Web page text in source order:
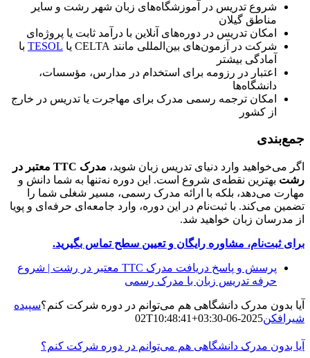
شروع تدریس در آموزشگاه‌های زبان شهر رشت و سایر
مناطق گیلان
امکان تدریس در دوره‌های آنلاین با درآمد ثابت یا پروژه‌ای
شرکت در آزمون‌های بین‌المللی مانند CELTA یا
TESOL با
آمادگی بیشتر
اعتبار در رزومه برای استخدام در مدارس، مؤسسات،
دانشگاه‌ها
امکان ترجمه رسمی مدرک برای مهاجرت یا تدریس در خارج
از کشور
جمع‌بندی
اگر می‌خواهید وارد دنیای تدریس زبان شوید، مدرک
TTC معتبر در
رشت بهترین نقطه‌ی شروع است. این دوره نه‌تنها به شما دانش و
مهارت می‌دهد، بلکه با ارائه مدرک رسمی، مسیر شغلی شما را
تضمین می‌کند. با ثبت‌نام در این دوره، وارد جامعه‌ای حرفه‌ای و پویا
از مدرسان زبان خواهید شد.
برای ثبت‌نام، مشاوره رایگان و تعیین سطح تماس بگیرید.
پرسش و پاسخ دریافت مدرک TTC معتبر در رشت | شروع
حرفه تدریس زبان با مدرک رسمی
آیا بدون مدرک دانشگاهی هم می‌توانم در دوره شرکت کنم؟سپیده
شیرافکن2025-06-02T10:48:41+03:30
آیا بدون مدرک دانشگاهی هم می‌توانم در دوره شرکت کنم؟